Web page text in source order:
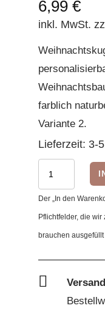
6,99 €
inkl. MwSt.
farblich
Variante 2.
Lieferzeit: 3-
Name
-
Variante
2
Menge
Der „In den
Pflichtfelder, die wir
brauchen ausgefüllt
